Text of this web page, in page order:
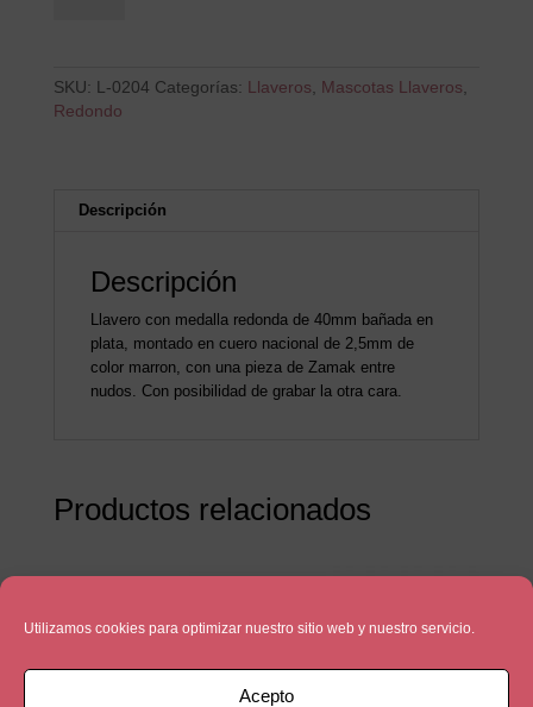
Utilizamos cookies para optimizar nuestro sitio web y nuestro servicio.
Acepto
SKU: L-0204 Categorías: Llaveros, Mascotas Llaveros,
Redondo
Descripción
Descripción
Llavero con medalla redonda de 40mm bañada en
plata, montado en cuero nacional de 2,5mm de
color marron, con una pieza de Zamak entre
nudos. Con posibilidad de grabar la otra cara.
Productos relacionados